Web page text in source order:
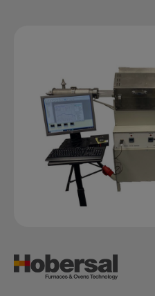
Service & tjänster
Produktkatalog
Kontakt